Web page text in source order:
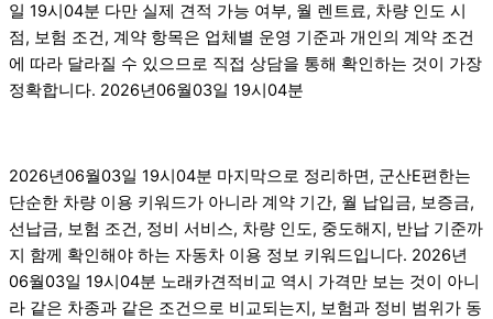
일 19시04분 다만 실제 견적 가능 여부, 월 렌트료, 차량 인도 시
점, 보험 조건, 계약 항목은 업체별 운영 기준과 개인의 계약 조건
에 따라 달라질 수 있으므로 직접 상담을 통해 확인하는 것이 가장
정확합니다. 2026년06월03일 19시04분
2026년06월03일 19시04분 마지막으로 정리하면, 군산E편한는
단순한 차량 이용 키워드가 아니라 계약 기간, 월 납입금, 보증금,
선납금, 보험 조건, 정비 서비스, 차량 인도, 중도해지, 반납 기준까
지 함께 확인해야 하는 자동차 이용 정보 키워드입니다. 2026년
06월03일 19시04분 노래카견적비교 역시 가격만 보는 것이 아니
라 같은 차종과 같은 조건으로 비교되는지, 보험과 정비 범위가 동